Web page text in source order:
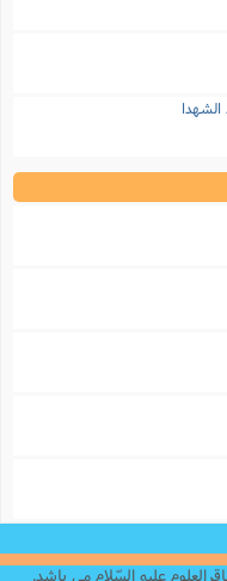
علیه السّلام می باشد.